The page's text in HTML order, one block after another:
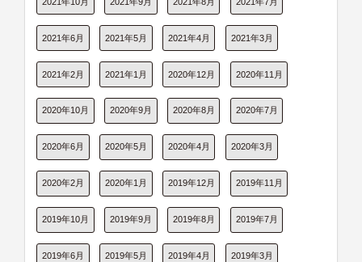
2021年6月 2021年5月 2021年4月 2021年3月
2021年2月 2021年1月 2020年12月 2020年11月
2020年10月 2020年9月 2020年8月 2020年7月
2020年6月 2020年5月 2020年4月 2020年3月
2020年2月 2020年1月 2019年12月 2019年11月
2019年10月 2019年9月 2019年8月 2019年7月
2019年6月 2019年5月 2019年4月 2019年3月